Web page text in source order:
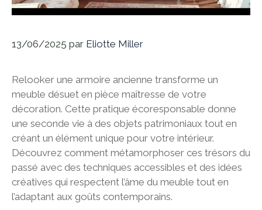
13/06/2025 par Eliotte Miller
Relooker une armoire ancienne transforme un
meuble désuet en pièce maîtresse de votre
décoration. Cette pratique écoresponsable donne
une seconde vie à des objets patrimoniaux tout en
créant un élément unique pour votre intérieur.
Découvrez comment métamorphoser ces trésors du
passé avec des techniques accessibles et des idées
créatives qui respectent l’âme du meuble tout en
l’adaptant aux goûts contemporains.